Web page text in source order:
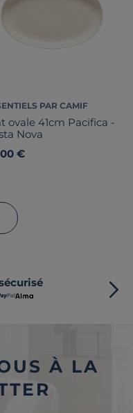
PAR CAMIF
ovale 41cm Pacifica -
Nova
€
À LA